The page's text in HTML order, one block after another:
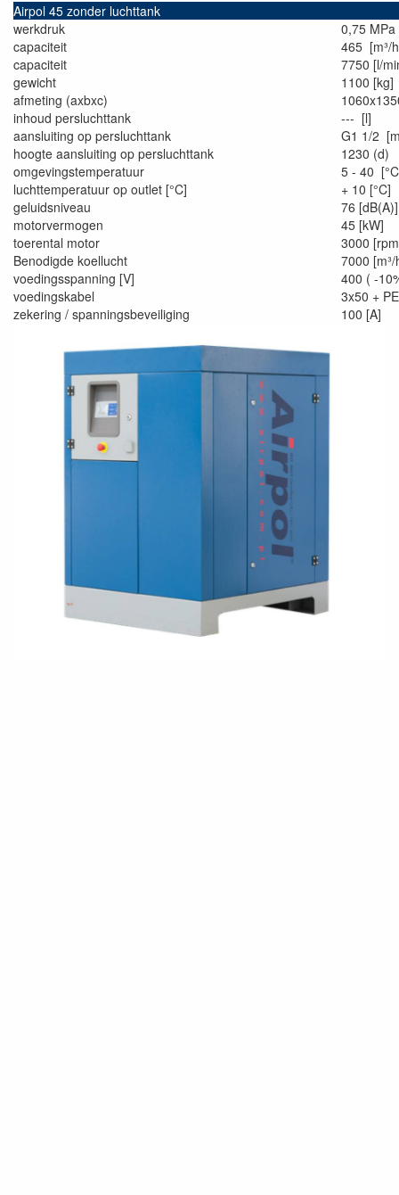
Airpol 45 zonder luchttank
werkdruk
0,75 MPa
capaciteit
465 [m³/
capaciteit
7750 [l/
gewicht
1100 [kg]
afmeting (axbxc)
inhoud persluchttank
--- [l]
aansluiting op persluchttank
G1 1/2
hoogte aansluiting op persluchttank
1230 (d)
omgevingstemperatuur
5 - 40
luchttemperatuur op outlet [°C]
+ 10 [°C]
geluidsniveau
76 [dB(A)]
motorvermogen
45 [kW]
toerental motor
3000
Benodigde koellucht
7000 [m³/
voedingsspanning [V]
400 ( -
voedingskabel
3x50 +
zekering / spanningsbeveiliging
100 [A]